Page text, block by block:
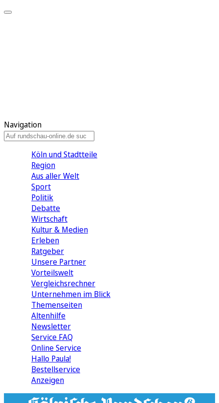
Navigation
Köln und Stadtteile
Region
Aus aller Welt
Sport
Politik
Debatte
Wirtschaft
Kultur & Medien
Erleben
Ratgeber
Unsere Partner
Vorteilswelt
Vergleichsrechner
Unternehmen im Blick
Themenseiten
Altenhilfe
Newsletter
Service FAQ
Online Service
Hallo Paula!
Bestellservice
Anzeigen